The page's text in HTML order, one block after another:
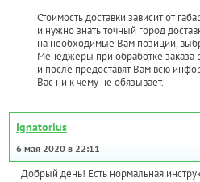
Стоимость доставки зависит от
и нужно знать точный город
на необходимые Вам позиции,
Менеджеры при обработке заказа
и после предоставят Вам всю
Вас ни к чему не обязывает.
Ignatorius
6 мая 2020 в 22:11
Добрый день! Есть нормальная